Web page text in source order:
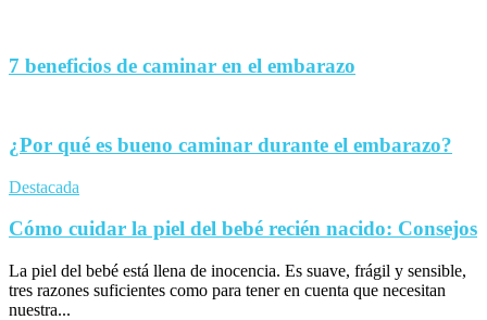
7 beneficios de caminar en el embarazo
¿Por qué es bueno caminar durante el embarazo?
Destacada
Cómo cuidar la piel del bebé recién nacido: Consejos
La piel del bebé está llena de inocencia. Es suave, frágil y sensible,
tres razones suficientes como para tener en cuenta que necesitan
nuestra...